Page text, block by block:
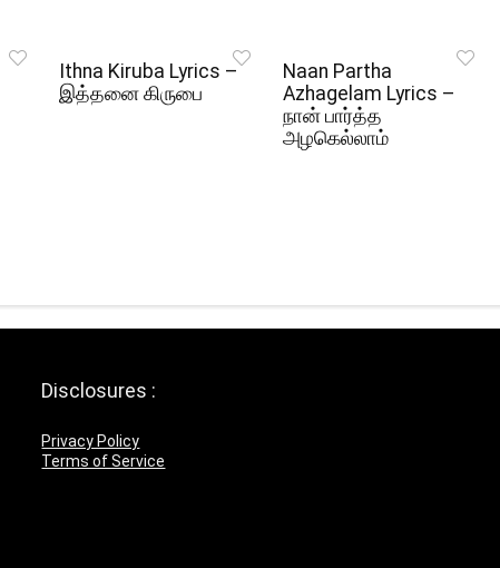
Ithna Kiruba Lyrics –
இத்தனை கிருபை
Naan Partha
Azhagelam Lyrics –
நான் பார்த்த
அழகெல்லாம்
Disclosures :
Privacy Policy
Terms of Service